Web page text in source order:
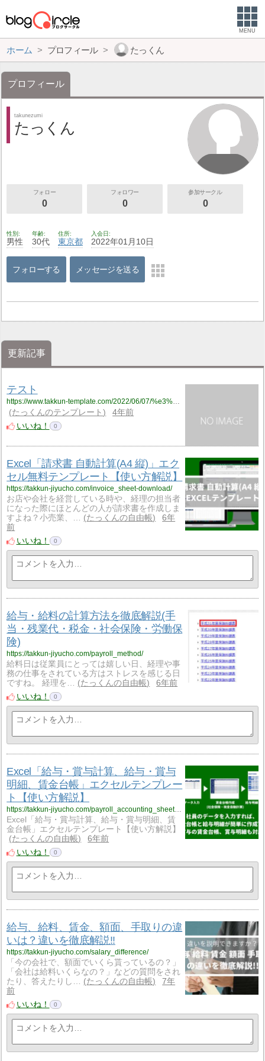
MENU
ホーム プロフィール たっくん
プロフィール
takunezumi
たっくん
フォロー
0
フォロワー
0
参加サークル
0
性別
男性
年齢
30代
住所
東京都
入会日
2022年01月10日
フォローする メッセージを送る
更新記事
テスト
https://www.takkun-template.com/2022/06/07/%e3%83%86%e3%82%b9%e3%83%88/
たっくんのテンプレート
4年前
いいね！
0
Excel「請求書 自動計算(A4 縦)」エク
セル無料テンプレート【使い方解説】
https://takkun-jiyucho.com/invoice_sheet-download/
お店や会社を経営している時や、経理の担当者
になった際にほとんどの人が請求書を作成しま
すよね？小売業、…
たっくんの自由帳
6年
前
いいね！
0
給与・給料の計算方法を徹底解説(手
当・残業代・税金・社会保険・労働保
険)
https://takkun-jiyucho.com/payroll_method/
給料日は従業員にとっては嬉しい日、経理や事
務の仕事をされている方はストレスを感じる日
ですね。 経理を…
たっくんの自由帳
6年前
いいね！
0
Excel「給与・賞与計算、給与・賞与
明細、賃金台帳」エクセルテンプレー
ト【使い方解説】
https://takkun-jiyucho.com/payroll_accounting_sheet-download/
Excel「給与・賞与計算、給与・賞与明細、賃
金台帳」エクセルテンプレート【使い方解説】
たっくんの自由帳
6年前
いいね！
0
給与、給料、賃金、額面、手取りの違
いは？違いを徹底解説!!
https://takkun-jiyucho.com/salary_difference/
「今の会社で、額面でいくら貰っているの？」
「会社は給料いくらなの？」などの質問をされ
たり、答えたりし…
たっくんの自由帳
7年
前
いいね！
0